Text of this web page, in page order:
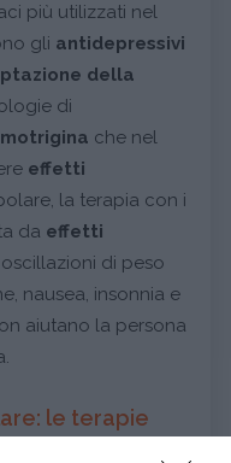
più utilizzati nel
gli antidepressivi
della
di
che nel
effetti
la terapia con i
da effetti
di peso
nausea, insonnia e
aiutano la persona
le terapie